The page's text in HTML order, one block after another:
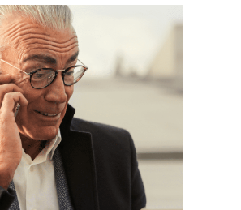
tuo numero di telefono
noi!
di aver preso
informativa sulla